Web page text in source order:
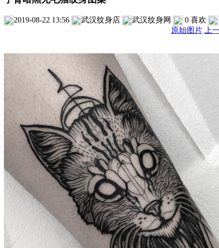
2019-08-22 13:56 武汉纹身店 武汉纹身网 0 喜欢
原始图片 上